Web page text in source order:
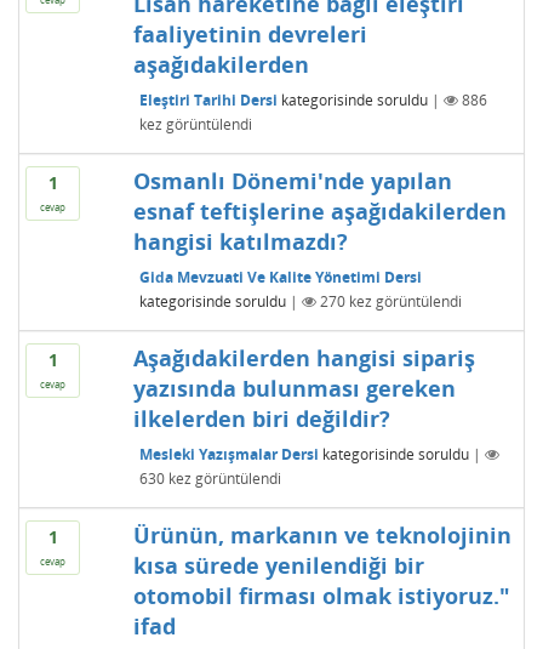
faaliyetinin devreleri
aşağıdakilerden
Eleştiri Tarihi Dersi kategorisinde soruldu |
886
kez görüntülendi
1
cevap
Osmanlı Dönemi'nde yapılan
esnaf teftişlerine aşağıdakilerden
hangisi katılmazdı?
Gida Mevzuati Ve Kalite Yönetimi Dersi
kategorisinde soruldu | 270kez görüntülendi
1
cevap
Aşağıdakilerden hangisi sipariş
yazısında bulunması gereken
ilkelerden biri değildir?
Mesleki Yazışmalar Dersi kategorisinde soruldu |
630kez görüntülendi
1
cevap
Ürünün, markanın ve teknolojinin
kısa sürede yenilendiği bir
otomobil firması olmak istiyoruz."
ifad